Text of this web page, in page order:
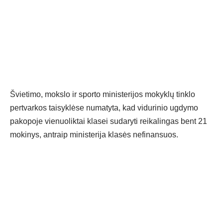
Švietimo, mokslo ir sporto ministerijos mokyklų tinklo
pertvarkos taisyklėse numatyta, kad vidurinio ugdymo
pakopoje vienuoliktai klasei sudaryti reikalingas bent 21
mokinys, antraip ministerija klasės nefinansuos.